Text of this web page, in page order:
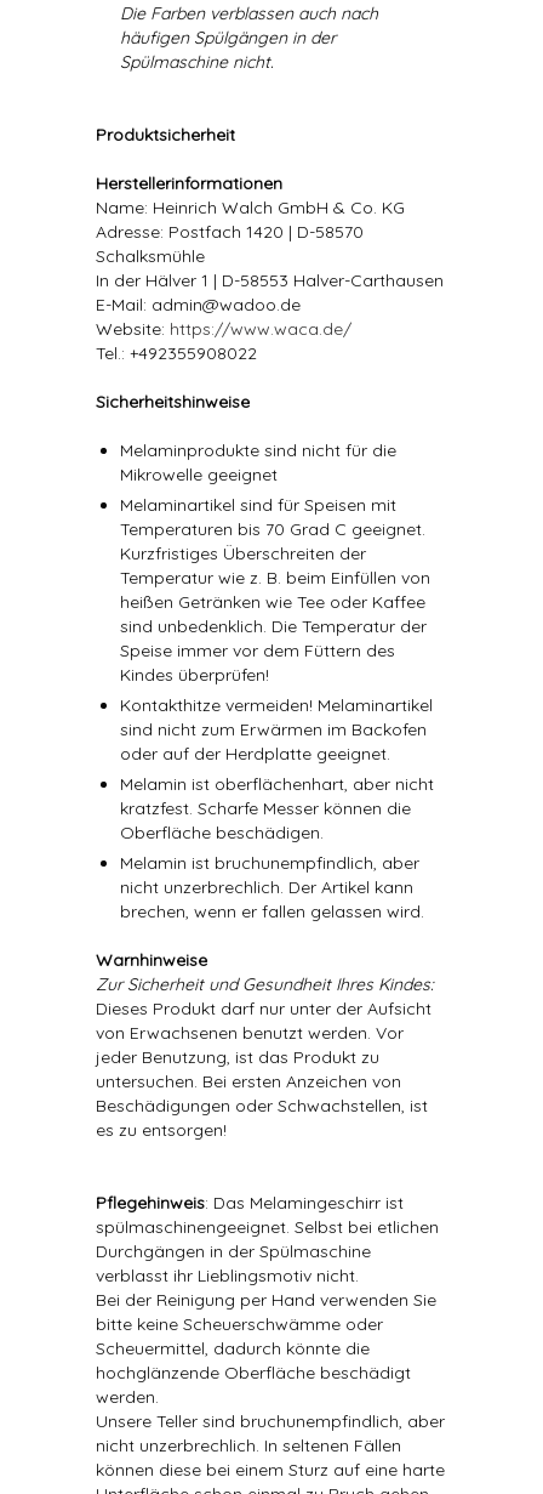
Die Farben verblassen auch nach
häufigen Spülgängen in der
Spülmaschine nicht.
Produktsicherheit
Herstellerinformationen
Name: Heinrich Walch GmbH & Co. KG
Adresse: Postfach 1420 | D-58570
Schalksmühle
In der Hälver 1 | D-58553 Halver-Carthausen
E-Mail: admin@wadoo.de
Website: https://www.waca.de/
Tel.: +492355908022
Sicherheitshinweise
Melaminprodukte sind nicht für die
Mikrowelle geeignet
Melaminartikel sind für Speisen mit
Temperaturen bis 70 Grad C geeignet.
Kurzfristiges Überschreiten der
Temperatur wie z. B. beim Einfüllen von
heißen Getränken wie Tee oder Kaffee
sind unbedenklich. Die Temperatur der
Speise immer vor dem Füttern des
Kindes überprüfen!
Kontakthitze vermeiden! Melaminartikel
sind nicht zum Erwärmen im Backofen
oder auf der Herdplatte geeignet.
Melamin ist oberflächenhart, aber nicht
kratzfest. Scharfe Messer können die
Oberfläche beschädigen.
Melamin ist bruchunempfindlich, aber
nicht unzerbrechlich. Der Artikel kann
brechen, wenn er fallen gelassen wird.
Warnhinweise
Zur Sicherheit und Gesundheit Ihres Kindes:
Dieses Produkt darf nur unter der Aufsicht
von Erwachsenen benutzt werden. Vor
jeder Benutzung, ist das Produkt zu
untersuchen. Bei ersten Anzeichen von
Beschädigungen oder Schwachstellen, ist
es zu entsorgen!
Pflegehinweis: Das Melamingeschirr ist
spülmaschinengeeignet. Selbst bei etlichen
Durchgängen in der Spülmaschine
verblasst ihr Lieblingsmotiv nicht.
Bei der Reinigung per Hand verwenden Sie
bitte keine Scheuerschwämme oder
Scheuermittel, dadurch könnte die
hochglänzende Oberfläche beschädigt
werden.
Unsere Teller sind bruchunempfindlich, aber
nicht unzerbrechlich. In seltenen Fällen
können diese bei einem Sturz auf eine harte